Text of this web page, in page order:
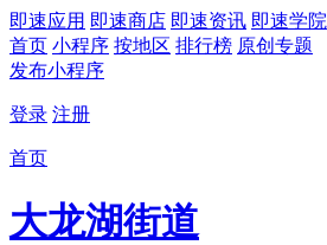
即速应用 即速商店 即速资讯 即速学院
首页 小程序 按地区 排行榜 原创专题
发布小程序
登录 注册
首页
大龙湖街道